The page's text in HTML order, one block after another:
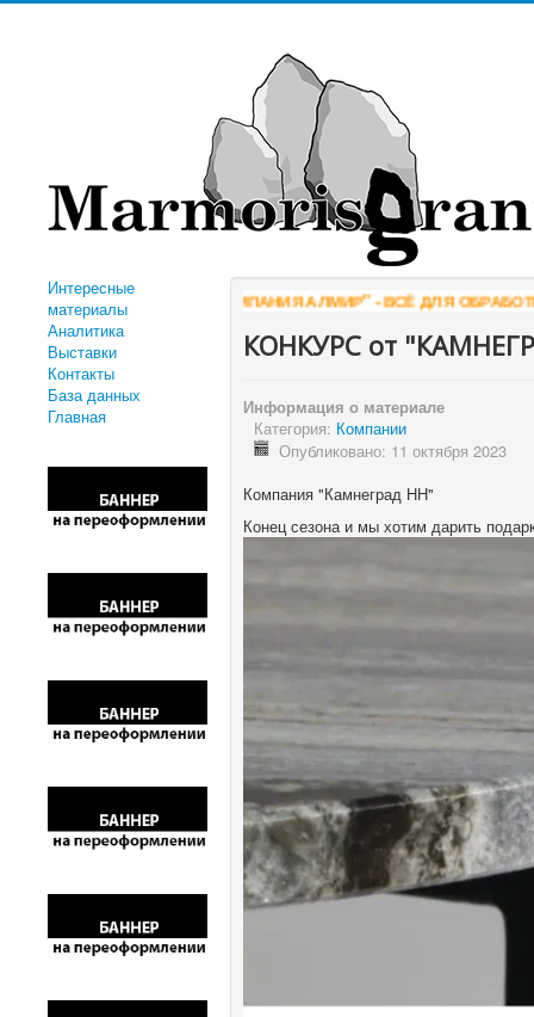
Интересные
материалы
Аналитика
Выставки
Контакты
База данных
Главная
"КОМПАНИЯ АЛМИР" - ВСЁ ДЛЯ ОБРАБОТКИ
КОНКУРС от
Информация о материале
Категория: Компании
Опубликовано: 11 октября 2023
Компания "Камнеград НН"
Конец сезона и мы хотим дарить